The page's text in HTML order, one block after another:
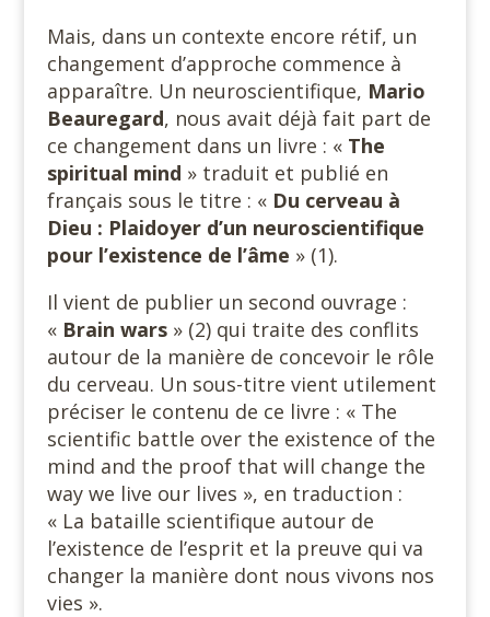
Mais, dans un contexte encore rétif, un
changement d’approche commence à
apparaître. Un neuroscientifique, Mario
Beauregard, nous avait déjà fait part de
ce changement dans un livre : « The
spiritual mind » traduit et publié en
français sous le titre : « Du cerveau à
Dieu : Plaidoyer d’un neuroscientifique
pour l’existence de l’âme » (1).
Il vient de publier un second ouvrage :
« Brain wars » (2) qui traite des conflits
autour de la manière de concevoir le rôle
du cerveau. Un sous-titre vient utilement
préciser le contenu de ce livre : « The
scientific battle over the existence of the
mind and the proof that will change the
way we live our lives », en traduction :
« La bataille scientifique autour de
l’existence de l’esprit et la preuve qui va
changer la manière dont nous vivons nos
vies ».